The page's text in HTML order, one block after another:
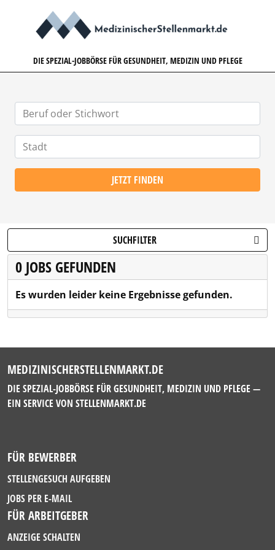
DIE SPEZIAL-JOBBÖRSE FÜR GESUNDHEIT, MEDIZIN UND PFLEGE
JETZT FINDEN
SUCHFILTER
0 JOBS GEFUNDEN
Es wurden leider keine Ergebnisse gefunden.
MEDIZINISCHERSTELLENMARKT.DE
DIE SPEZIAL-JOBBÖRSE FÜR GESUNDHEIT, MEDIZIN UND PFLEGE —
EIN SERVICE VON STELLENMARKT.DE
FÜR BEWERBER
STELLENGESUCH AUFGEBEN
JOBS PER E-MAIL
FÜR ARBEITGEBER
ANZEIGE SCHALTEN